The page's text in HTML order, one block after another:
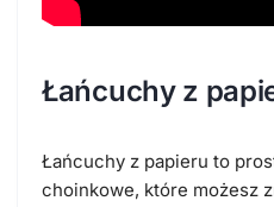
Łańcuchy z
Łańcuchy z papieru to
choinkowe, które możesz